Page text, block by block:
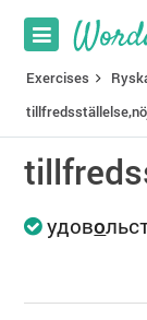
Exercises
удово